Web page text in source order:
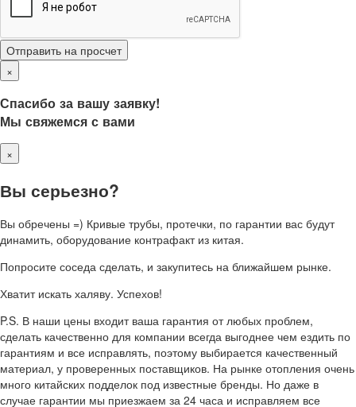
Отправить на просчет
×
Спасибо за вашу заявку!
Мы свяжемся с вами
×
Вы серьезно?
Вы обречены =) Кривые трубы, протечки, по гарантии вас будут
динамить, оборудование контрафакт из китая.
Попросите соседа сделать, и закупитесь на ближайшем рынке.
Хватит искать халяву. Успехов!
P.S. В наши цены входит ваша гарантия от любых проблем,
сделать качественно для компании всегда выгоднее чем ездить по
гарантиям и все исправлять, поэтому выбирается качественный
материал, у проверенных поставщиков. На рынке отопления очень
много китайских подделок под известные бренды. Но даже в
случае гарантии мы приезжаем за 24 часа и исправляем все